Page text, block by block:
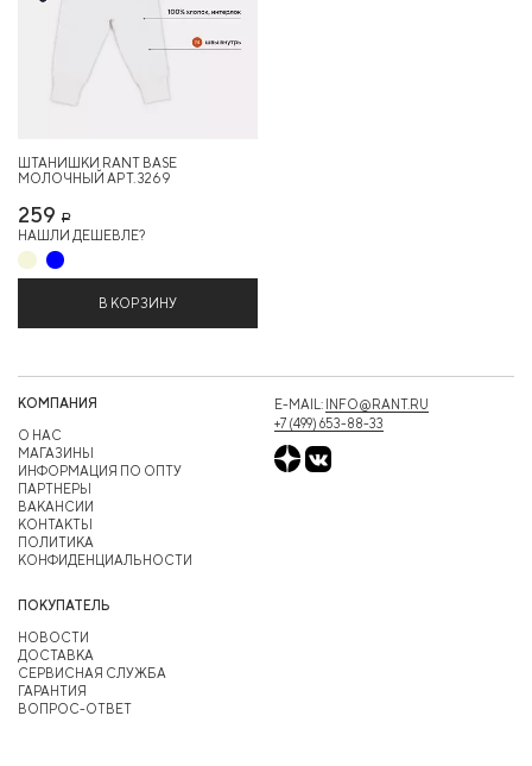
ШТАНИШКИ RANT BASE
МОЛОЧНЫЙ АРТ. 3269
259 Р
НАШЛИ ДЕШЕВЛЕ?
В КОРЗИНУ
КОМПАНИЯ
О НАС
МАГАЗИНЫ
ИНФОРМАЦИЯ ПО ОПТУ
ПАРТНЕРЫ
ВАКАНСИИ
КОНТАКТЫ
ПОЛИТИКА
КОНФИДЕНЦИАЛЬНОСТИ
ПОКУПАТЕЛЬ
НОВОСТИ
ДОСТАВКА
СЕРВИСНАЯ СЛУЖБА
ГАРАНТИЯ
ВОПРОС-ОТВЕТ
E-MAIL: INFO@RANT.RU
+7 (499) 653-88-33